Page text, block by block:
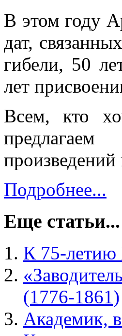
В этом году
дат,
гибели, 50
лет
Всем, кто
Подробнее...
Еще статьи...
К 75-летию
(1776-1861)
Академик,